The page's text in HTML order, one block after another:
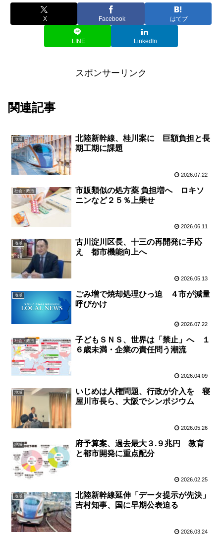
X Facebook はてブ
LINE LinkedIn
スポンサーリンク
関連記事
地域
北陸新幹線、桂川案に 巨額負担と長
期工期に課題
2026.07.22
社会・政治
市販類似の処方薬 負担増へ ロキソ
ニンなど２５％上乗せ
2026.06.11
地域
古川淀川区長、十三の再開発に手応
え 都市機能向上へ
2026.05.13
地域
ごみ増で焼却処理ひっ迫 ４市が減量
呼びかけ
2026.07.22
社会・政治
子どもＳＮＳ、世界は「禁止」へ １
６歳未満・企業の責任問う潮流
2026.04.09
地域
いじめは人権問題、行政が介入を 寝
屋川市長ら、大阪でシンポジウム
2026.05.26
地域
府予算案、過去最大３.９兆円 教育
と都市開発に重点配分
2026.02.25
地域
北陸新幹線延伸「データ提示が先決」
吉村知事、国に早期公表迫る
2026.03.24